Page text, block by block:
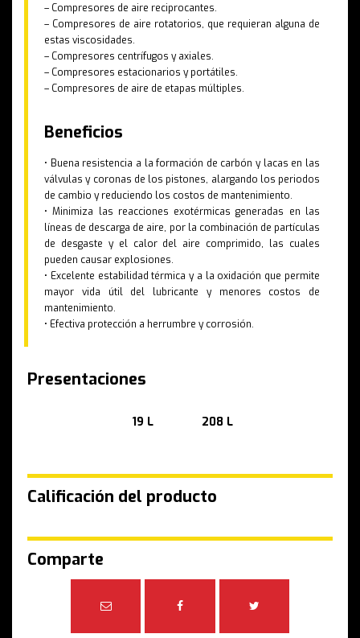
– Compresores de aire reciprocantes.
– Compresores de aire rotatorios, que requieran alguna de
estas viscosidades.
– Compresores centrífugos y axiales.
– Compresores estacionarios y portátiles.
– Compresores de aire de etapas múltiples.
Beneficios
• Buena resistencia a la formación de carbón y lacas en las
válvulas y coronas de los pistones, alargando los periodos
de cambio y reduciendo los costos de mantenimiento.
• Minimiza las reacciones exotérmicas generadas en las
líneas de descarga de aire, por la combinación de partículas
de desgaste y el calor del aire comprimido, las cuales
pueden causar explosiones.
• Excelente estabilidad térmica y a la oxidación que permite
mayor vida útil del lubricante y menores costos de
mantenimiento.
• Efectiva protección a herrumbre y corrosión.
Presentaciones
19 L 208 L
Calificación del producto
Comparte